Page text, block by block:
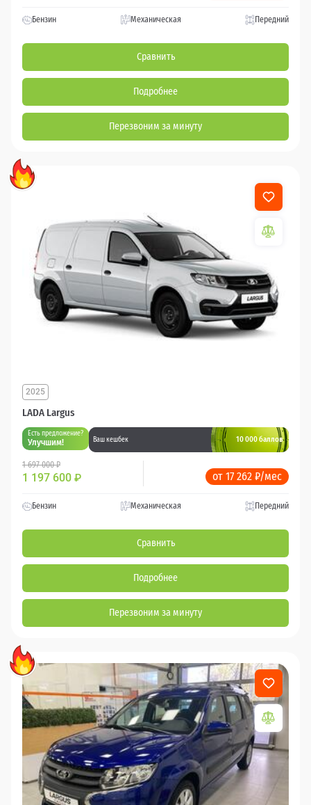
Бензин Механическая Передний
Сравнить
Подробнее
Перезвоним за минуту
LADA Largus
2025
Есть предложение?
Улучшим! Ваш кешбек 10 000 баллов
1 697 000 ₽
1 197 600 ₽ от 17 262 ₽/мес
Бензин Механическая Передний
Сравнить
Подробнее
Перезвоним за минуту